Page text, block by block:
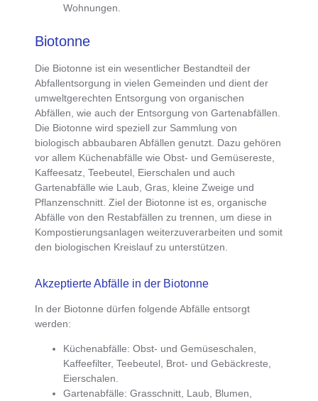
Wohnungen.
Biotonne
Die Biotonne ist ein wesentlicher Bestandteil der
Abfallentsorgung in vielen Gemeinden und dient der
umweltgerechten Entsorgung von organischen
Abfällen, wie auch der Entsorgung von Gartenabfällen.
Die Biotonne wird speziell zur Sammlung von
biologisch abbaubaren Abfällen genutzt. Dazu gehören
vor allem Küchenabfälle wie Obst- und Gemüsereste,
Kaffeesatz, Teebeutel, Eierschalen und auch
Gartenabfälle wie Laub, Gras, kleine Zweige und
Pflanzenschnitt. Ziel der Biotonne ist es,organische
Abfälle von den Restabfällen zu trennen, um diese in
Kompostierungsanlagen weiterzuverarbeiten und somit
den biologischen Kreislauf zu unterstützen.
Akzeptierte Abfälle in der Biotonne
In der Biotonne dürfen folgende Abfälle entsorgt
werden:
Küchenabfälle: Obst- und Gemüseschalen,
Kaffeefilter, Teebeutel, Brot- und Gebäckreste,
Eierschalen.
Gartenabfälle: Grasschnitt, Laub, Blumen,